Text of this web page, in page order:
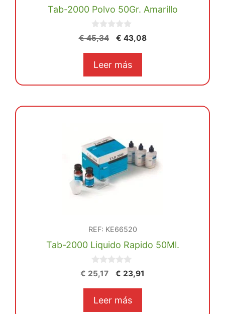
Tab-2000 Polvo 50Gr. Amarillo
0
d
€45,34
El
original
€ 45,34.
€ 43,08El
€ 43,08.
Leer más
REF: KE66520
Tab-2000 Liquido Rapido 50Ml.
0
d
€25,17
El
original
€ 23,91
Leer más